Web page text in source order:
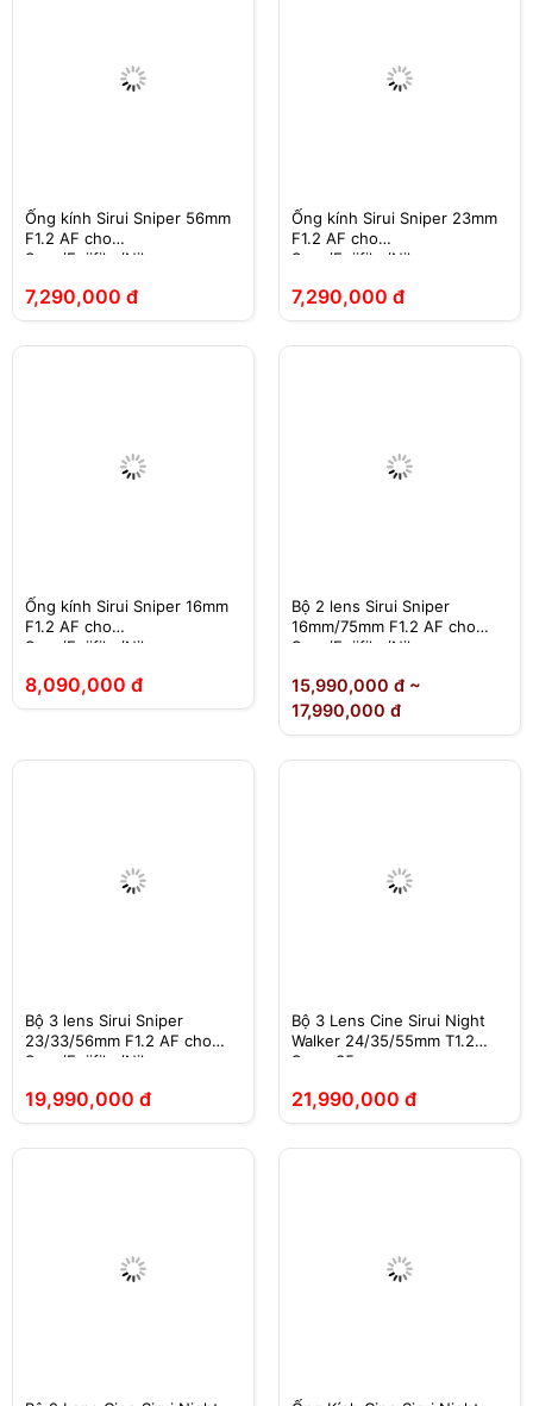
Ống kính Sirui Sniper 56mm
F1.2 AF cho
Sony/Fujifilm/Nikon
7,290,000 đ
Ống kính Sirui Sniper 23mm
F1.2 AF cho
Sony/Fujifilm/Nikon
7,290,000 đ
Ống kính Sirui Sniper 16mm
F1.2 AF cho
Sony/Fujifilm/Nikon
8,090,000 đ
Bộ 2 lens Sirui Sniper
16mm/75mm F1.2 AF cho
Sony/Fujifilm/Nikon
15,990,000 đ ~
17,990,000 đ
Bộ 3 lens Sirui Sniper
23/33/56mm F1.2 AF cho
Sony/Fujifilm/Nikon
19,990,000 đ
Bộ 3 Lens Cine Sirui Night
Walker 24/35/55mm T1.2
Super35
21,990,000 đ